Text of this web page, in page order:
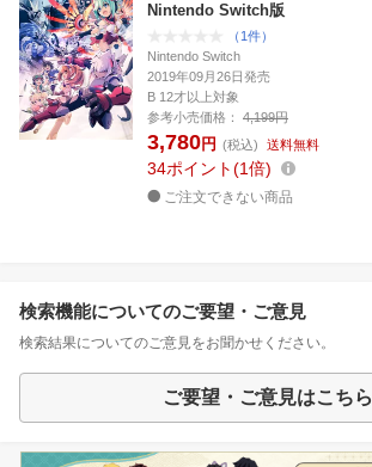
Nintendo Switch版
（1件）
Nintendo Switch
2019年09月26日発売
B 12才以上対象
参考小売価格：
4,199円
3,780円 (税込) 送料無料
34ポイント 1倍
ご注文できない商品
検索機能についてのご要望・ご意見
検索結果についてのご意見をお聞かせください。
ご要望・ご意見はこちら